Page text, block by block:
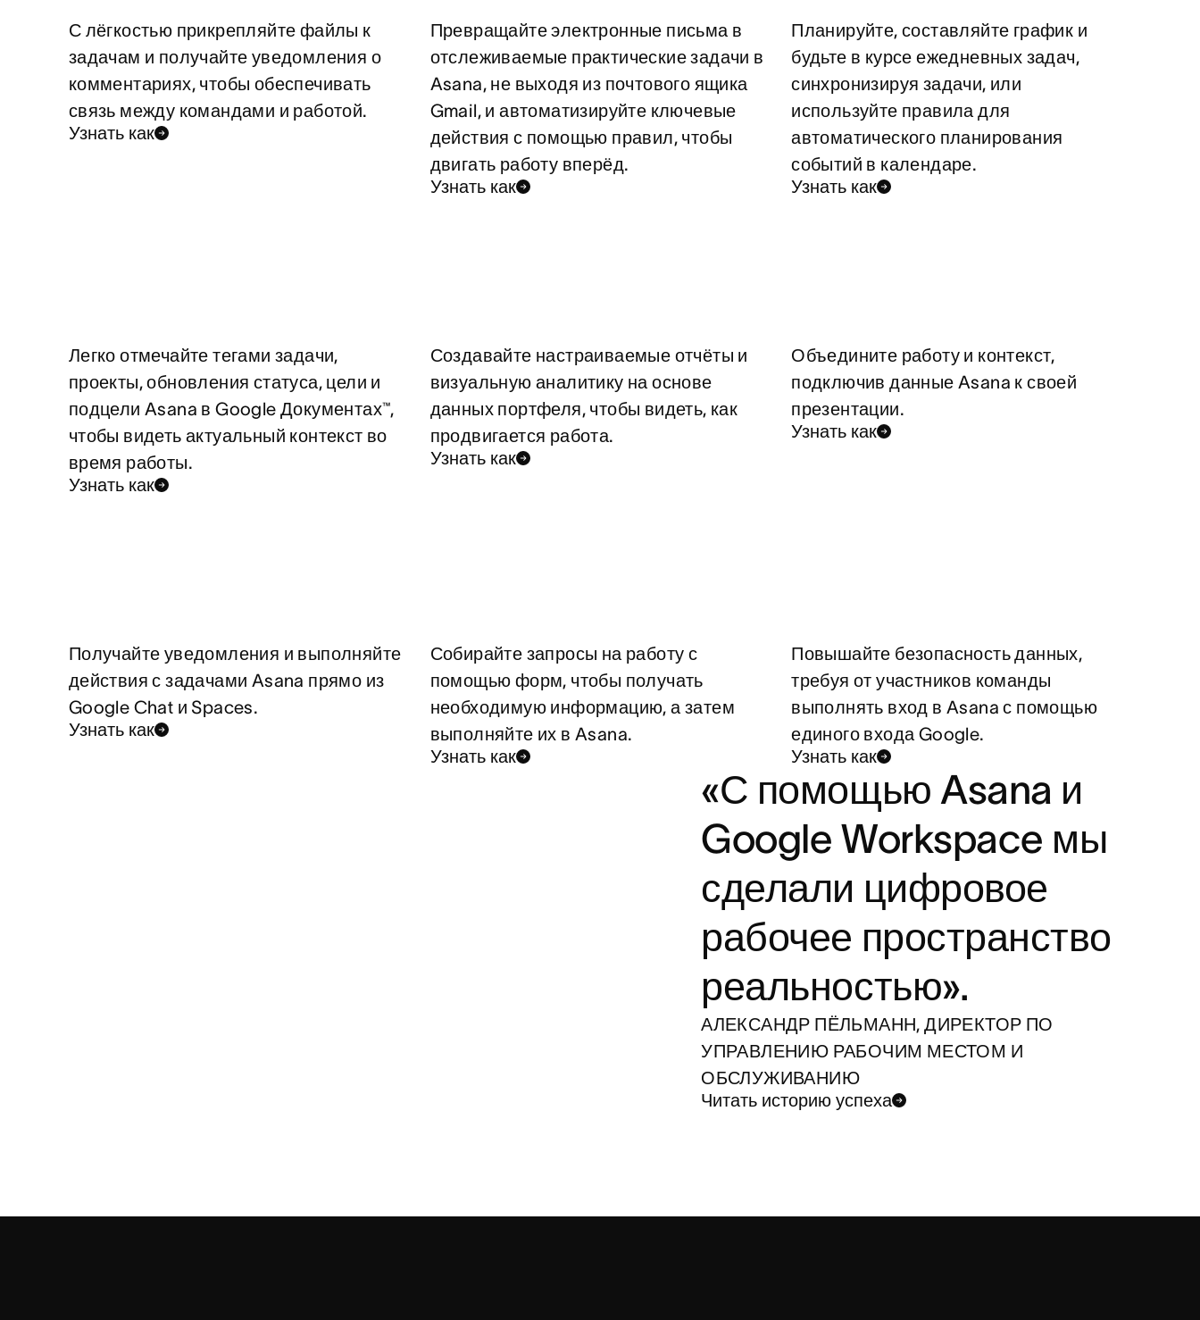
С лёгкостью прикрепляйте файлы к
задачам и получайте уведомления о
комментариях, чтобы обеспечивать
связь между командами и работой.
Узнать как
Превращайте электронные письма в
отслеживаемые практические задачи в
Asana, не выходя из почтового ящика
Gmail, и автоматизируйте ключевые
действия с помощью правил, чтобы
двигать работу вперёд.
Узнать как
Планируйте, составляйте график и
будьте в курсе ежедневных задач,
синхронизируя задачи, или
используйте правила для
автоматического планирования
событий в календаре.
Узнать как
Легко отмечайте тегами задачи,
проекты, обновления статуса, цели и
подцели Asana в Google Документах™,
чтобы видеть актуальный контекст во
время работы.
Узнать как
Создавайте настраиваемые отчёты и
визуальную аналитику на основе
данных портфеля, чтобы видеть, как
продвигается работа.
Узнать как
Объедините работу и контекст,
подключив данные Asana к своей
презентации.
Узнать как
Получайте уведомления и выполняйте
действия с задачами Asana прямо из
Google Chat и Spaces.
Узнать как
Собирайте запросы на работу с
помощью форм, чтобы получать
необходимую информацию, а затем
выполняйте их в Asana.
Узнать как
Повышайте безопасность данных,
требуя от участников команды
выполнять вход в Asana с помощью
единого входа Google.
Узнать как
«С помощью Asana и
Google Workspace мы
сделали цифровое
рабочее пространство
реальностью».
АЛЕКСАНДР ПЁЛЬМАНН, ДИРЕКТОР ПО
УПРАВЛЕНИЮ РАБОЧИМ МЕСТОМ И
ОБСЛУЖИВАНИЮ
Читать историю успеха